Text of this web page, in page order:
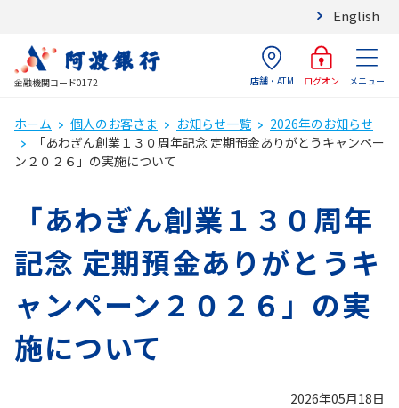
English
金融機関コード0172 店舗・ATM ログオン メニュー
ホーム 個人のお客さま お知らせ一覧
2026年のお知らせ
「あわぎん創業１３０周年記念 定期預金ありがとうキャンペー
ン２０２６」の実施について
「あわぎん創業１３０周年
記念 定期預金ありがとうキ
ャンペーン２０２６」の実
施について
2026年05月18日